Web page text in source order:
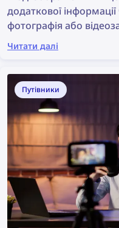
додаткової
фотографія або
щоб розпочати
ідеальна ситуація,
допомогти знайти
розслідуванню. Отже,
інформації за
Читати далі
Путівники